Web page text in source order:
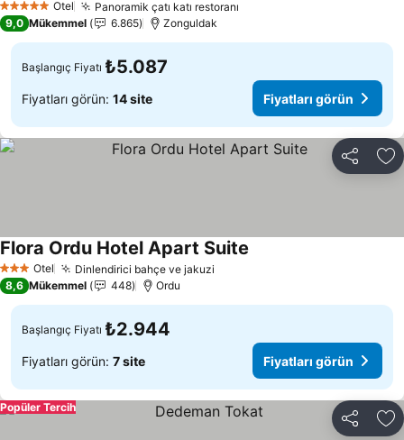
5 Yıldız Otel Panoramik çatı katı restoranı
9,0 Mükemmel 6.865 Zonguldak
Başlangıç Fiyatı ₺5.087
Fiyatları görün: 14 site Fiyatları görün
Paylaş
3 YıldızOtel Dinlendirici bahçe ve jakuzi
Flora Ordu Hotel Apart Suite
8,6 Mükemmel 448 Ordu
Başlangıç Fiyatı ₺2.944
Fiyatları görün: 7 site Fiyatları görün
Paylaş
Popüler Tercih